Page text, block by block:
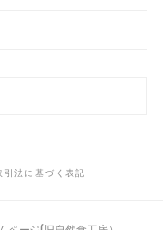
引法に基づく表記